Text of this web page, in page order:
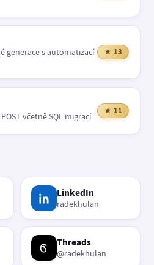
generace s automatizací
★ 13
včetně SQL migrací
★ 11
LinkedIn
radekhulan
Threads
@radekhulan